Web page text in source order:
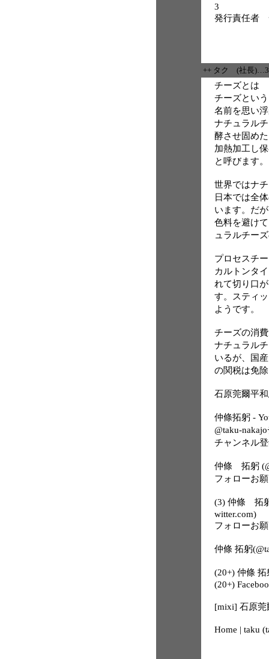
3
発行責任者
++ タク (社長
チーズとは
チーズとい
名前を思い
ナチュラル
酵させ固め
加熱加工し
と呼びます。
世界ではナ
日本では全
います。だ
色料を避け
ュラルチー
プロセスチ
カルトンタ
れて切り口
す。スティ
ようです。
チーズの消
ナチュラル
いるが、国
の関税は免
石原莞爾平
仲條拓躬 -
@taku-
チャンネル
仲條 拓躬
フォローお
(3) 仲條 拓
witter.com)
フォローお
仲條 拓躬
(20+) 仲條 拓
(20+)
[mixi] 石原莞
Home | taku